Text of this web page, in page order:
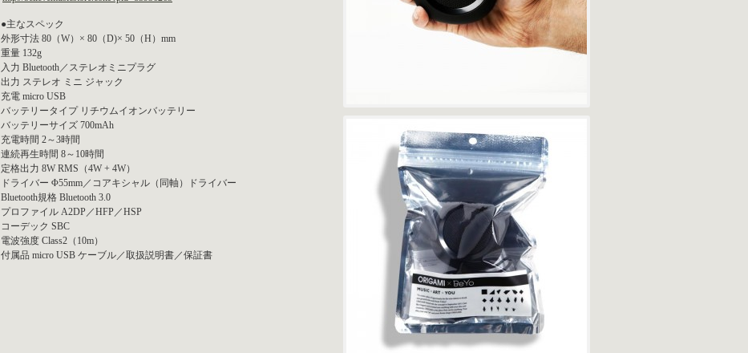
●主なスペック
外形寸法 80（W）× 80（D)× 50（H）mm
重量 132g
入力 Bluetooth／ステレオミニプラグ
出力 ステレオ ミニ ジャック
充電 micro USB
バッテリータイプ リチウムイオンバッテリー
バッテリーサイズ 700mAh
充電時間 2～3時間
連続再生時間 8～10時間
定格出力 8W RMS（4W + 4W）
ドライバー Φ55mm／コアキシャル（同軸）ドライバー
Bluetooth規格 Bluetooth 3.0
プロファイル A2DP／HFP／HSP
コーデック SBC
電波強度 Class2（10m）
付属品 micro USB ケーブル／取扱説明書／保証書